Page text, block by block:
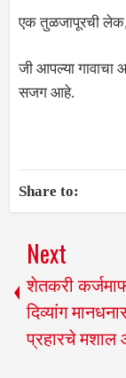
एक तुळजापूरची लेक,
जी आपल्या गावाचा
सजग आहे.
Share to:
Next
शेतकरी
दिव्यांग
प्रहारचे